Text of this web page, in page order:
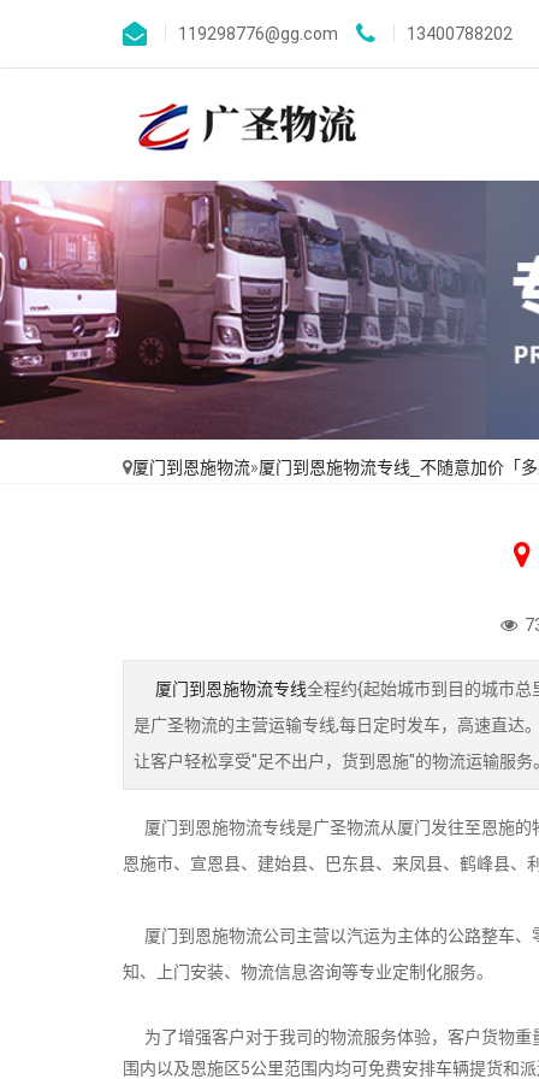
119298776@gg.com 13400788202
厦门到恩施物流»厦门到恩施物流专线_不随意加价「
厦门到恩施物流专线全程约{起始城市到目的城市
是广圣物流的主营运输专线,每日定时发车，高速直达
让客户轻松享受"足不出户，货到恩施"的物流运输服务
厦门到恩施物流专线是广圣物流从厦门发往至恩施的
恩施市、宣恩县、建始县、巴东县、来凤县、鹤峰县、
厦门到恩施物流公司主营以汽运为主体的公路整车、
知、上门安装、物流信息咨询等专业定制化服务。
为了增强客户对于我司的物流服务体验，客户货物重
围内以及恩施区5公里范围内均可免费安排车辆提货和